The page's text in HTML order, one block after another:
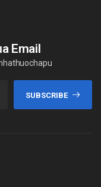
Email
SUBSCRIBE